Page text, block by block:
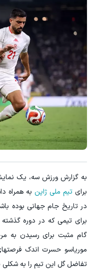
به گزارش ورزش سه، یک
برای تیم ملی ژاپن به همراه
برای تیمی که در دوره
گام مثبت برای رسیدن به
موریاسو حسرت اندک
تفاضل گل این تیم را به